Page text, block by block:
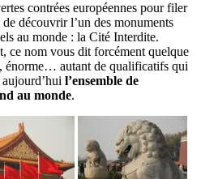
contrées européennes pour filer
découvrir l’un des monuments
au monde : la Cité Interdite.
ce nom vous dit forcément quelque
énorme… autant de qualificatifs qui
l’ensemble de
au monde.